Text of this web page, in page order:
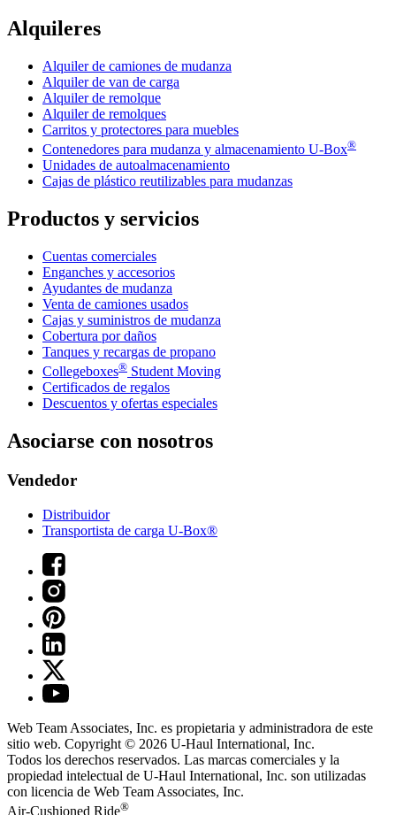
Alquileres
Alquiler de camiones de mudanza
Alquiler de van de carga
Alquiler de remolque
Alquiler de remolques
Carritos y protectores para muebles
Contenedores para mudanza y almacenamiento U-Box®
Unidades de autoalmacenamiento
Cajas de plástico reutilizables para mudanzas
Productos y servicios
Cuentas comerciales
Enganches y accesorios
Ayudantes de mudanza
Venta de camiones usados
Cajas y suministros de mudanza
Cobertura por daños
Tanques y recargas de propano
Collegeboxes® Student Moving
Certificados de regalos
Descuentos y ofertas especiales
Asociarse con nosotros
Vendedor
Distribuidor
Transportista de carga U-Box®
Web Team Associates, Inc. es propietaria y administradora de este
sitio web. Copyright © 2026 U-Haul International, Inc.
Todos los derechos reservados. Las marcas comerciales y la
propiedad intelectual de U-Haul International, Inc. son utilizadas
con licencia de Web Team Associates, Inc.
Air-Cushioned Ride®